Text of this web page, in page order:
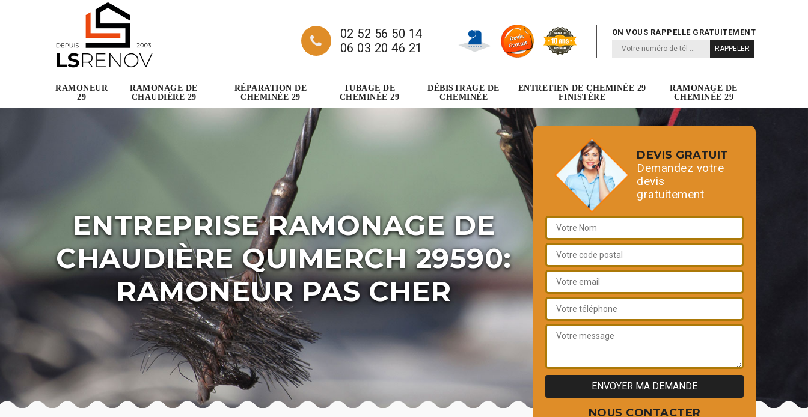
02 52 56 50 14
06 03 20 46 21
ON VOUS RAPPELLE GRATUITEMENT
RAMONEUR
29
RAMONAGE DE
CHAUDIÈRE 29
RÉPARATION DE
CHEMINÉE 29
TUBAGE DE
CHEMINÉE 29
DÉBISTRAGE DE
CHEMINÉE
ENTRETIEN DE CHEMINÉE 29
FINISTÈRE
RAMONAGE DE
CHEMINÉE 29
ENTREPRISE RAMONAGE DE
CHAUDIÈRE QUIMERCH 29590:
RAMONEUR PAS CHER
DEVIS GRATUIT
Demandez votre
devis
gratuitement
NOUS CONTACTER